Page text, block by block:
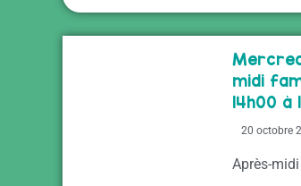
midi
14h00 à
20 octobre
Après-